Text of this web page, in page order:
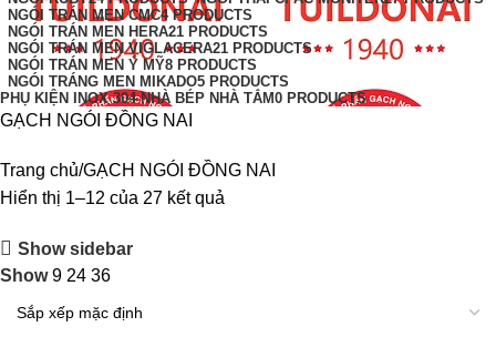
NGÓI TRÁN MEN CMC4 PRODUCTS
NGÓI TRÁN MEN HERA21 PRODUCTS
NGÓI TRÁN MEN VIGLACERA21 PRODUCTS
NGÓI TRÁN MEN Ý MỸ8 PRODUCTS
NGÓI TRÁNG MEN MIKADO5 PRODUCTS
PHỤ KIỆN INOX 304 NHÀ BÉP NHÀ TẮM0 PRODUCTS
GẠCH NGÓI ĐỒNG NAI
Trang chủ GẠCH NGÓI ĐỒNG NAI
Hiển thị 1–12 của 27 kết quả
Show sidebar
Show9 24 36